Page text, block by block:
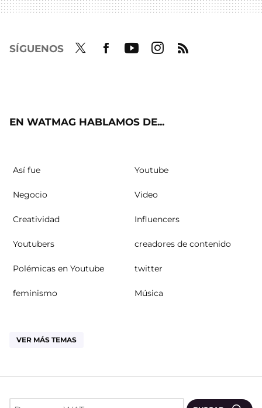
SÍGUENOS
EN WATMAG HABLAMOS DE...
Así fue Youtube
Negocio Video
Creatividad Influencers
Youtubers creadores de contenido
Polémicas en Youtube twitter
feminismo Música
VER MÁS TEMAS